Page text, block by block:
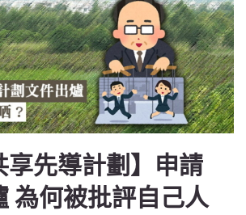
享先導計劃】申請
為何被批評自己人